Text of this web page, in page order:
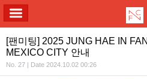
[팬미팅] 2025 JUNG HAE IN
MEXICO CITY 안내
No. 27 | Date 2024.10.02 00:26